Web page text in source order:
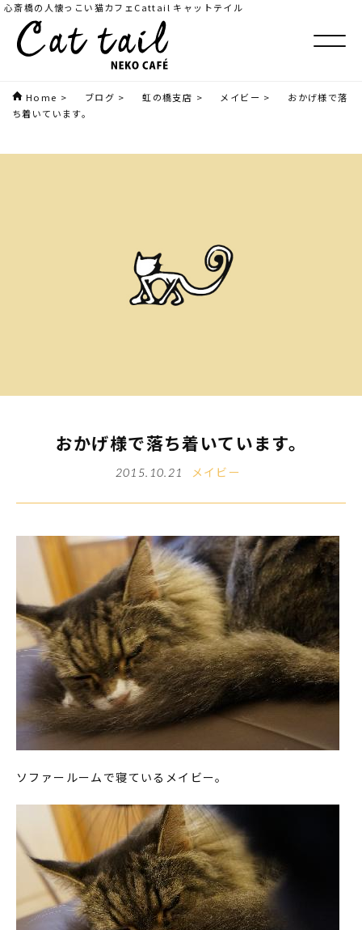
心斎橋の人懐っこい猫カフェCattail キャットテイル
Home > ブログ > 虹の橋支店 > メイビー >
おかげ様で落
ち着いています。
おかげ様で落ち着いています。
2015.10.21 メイビー
ソファールームで寝ているメイビー。